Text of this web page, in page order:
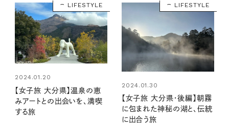
LIFESTYLE
2024.01.20
【女子旅 大分県】温泉の恵
みアートとの出会いを、満喫
する旅
LIFESTYLE
2024.01.30
【女子旅 大分県・後編】朝霧
に包まれた神秘の湖と、伝統
に出合う旅